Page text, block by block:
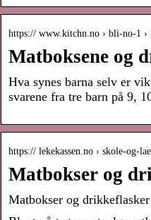
https:// www.kitchn.no › bli-no-1
Matboksene og
Hva synes barna selv er
svarene fra tre barn på 9,
https:// lekekassen.no › skole-og-
Matbokser og
Matbokser og